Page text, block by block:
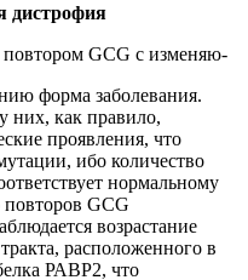
дистрофия
GCG c изменяю-
форма заболевания.
них, как правило,
проявления, что
ибо количество
нормальному
повторов GCG
возрастание
расположенного в
РАВР2, что